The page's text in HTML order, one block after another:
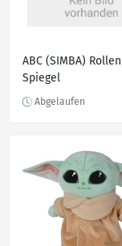
ABC (SIMBA)
Spiegel